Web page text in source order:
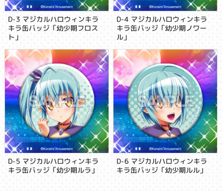
D-3 マジカルハロウィンキラ
キラ缶バッジ「幼少期フロス
ト」
D-4 マジカルハロウィンキラ
キラ缶バッジ「幼少期ノワー
ル」
D-5 マジカルハロウィンキラ
キラ缶バッジ「幼少期ルラ」
D-6 マジカルハロウィンキラ
キラ缶バッジ「幼少期ルル」